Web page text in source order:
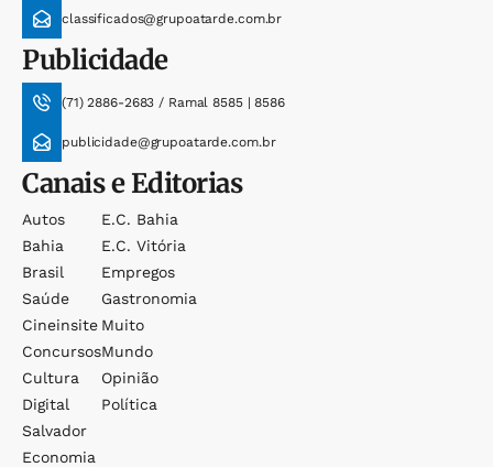
classificados@grupoatarde.com.br
Publicidade
(71) 2886-2683 / Ramal 8585 | 8586
publicidade@grupoatarde.com.br
Canais e Editorias
Autos
Bahia
Brasil
Saúde
Cineinsite
Concursos
Cultura
Digital
Salvador
Economia
E.c. Bahia
E.c. Vitória
Empregos
Gastronomia
Muito
Mundo
Opinião
Política